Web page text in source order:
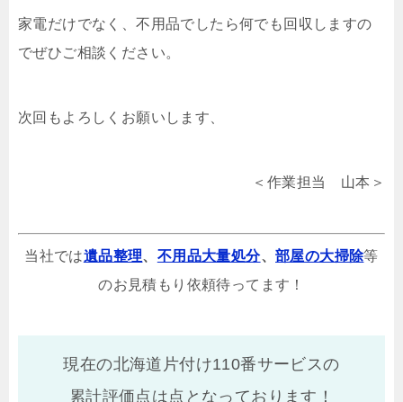
家電だけでなく、不用品でしたら何でも回収しますの
でぜひご相談ください。
次回もよろしくお願いします、
＜作業担当 山本＞
当社では遺品整理、 不用品大量処分、部屋の大掃除等
のお見積もり依頼待ってます！
現在の北海道片付け110番サービスの
累計評価点は点となっております！